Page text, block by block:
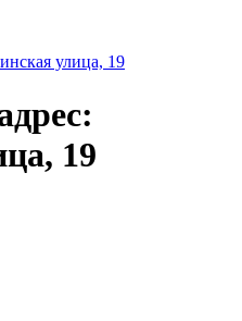
улица, 19
19